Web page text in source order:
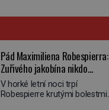
Pád Maximiliena Robespierra:
Zuřivého jakobína nikdo
nelitoval?
V horké letní noci trpí
Robespierre krutými bolestmi.